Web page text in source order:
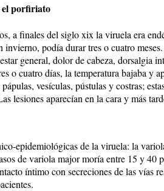
el porfiriato
a finales del siglo xix la viruela era
invierno, podía durar tres o cuatro
general, dolor de cabeza, dorsalgia
o cuatro días, la temperatura bajaba y
vesículas, pústulas y costras;
lesiones aparecían en la cara y más
epidemiológicas de la viruela: la
de variola major moría entre 15 y 40
íntimo con secreciones de las vías